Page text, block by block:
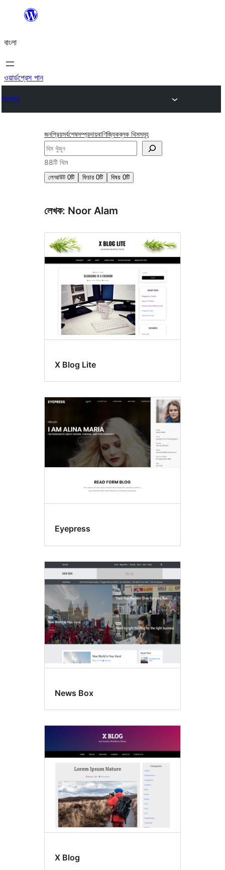
যান
বাংলা
ওয়ার্ডপ্রেস পান
থিমসমূহ
জনপ্রিয়সর্বশেষসম্প্রদায়বাণিজ্যিকব্লক থিমসমূহ
অনুসন্ধান
88টি থিম
লেআউট 0টি ফিচার 0টি বিষয় 0টি
লেখক: Noor Alam
X Blog Lite
Eyepress
News Box
X Blog